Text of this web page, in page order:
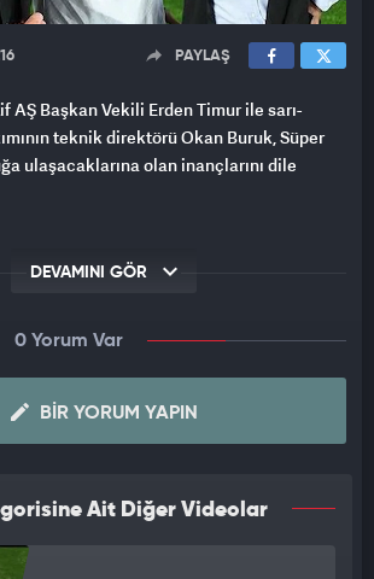
PAYLAŞ
AŞ Başkan Vekili Erden Timur ile sarı-
teknik direktörü Okan Buruk, Süper
ulaşacaklarına olan inançlarını dile
DEVAMINI GÖR
0 Yorum Var
BIR YORUM YAPIN
Ait Diğer Videolar